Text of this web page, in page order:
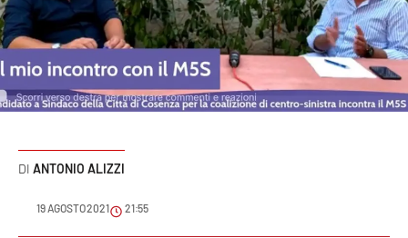
Sanità
Sport
Cultura
Podcast
Meteo
ANTONIO ALIZZI
19 AGOSTO 2021 21:55